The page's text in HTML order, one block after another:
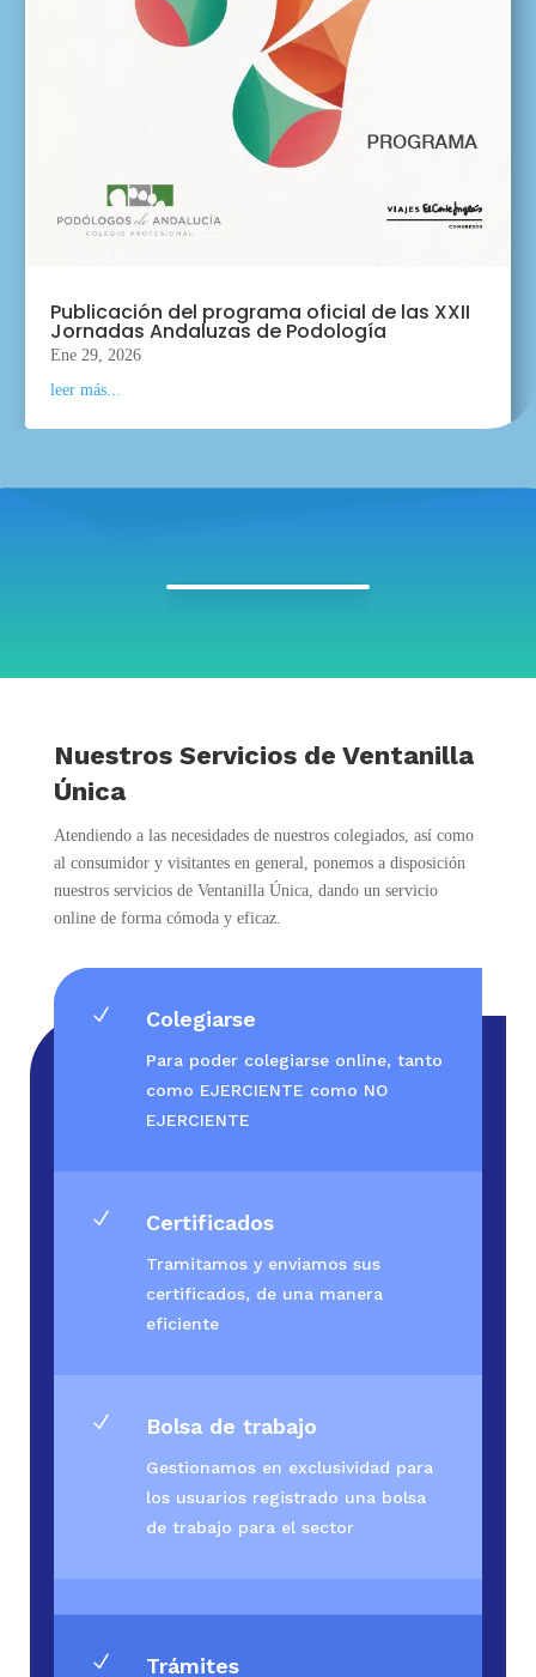
Publicación del programa oficial de las XXII
Jornadas Andaluzas de Podología
Ene 29, 2026
leer más...
Nuestros Servicios de Ventanilla
Única
Atendiendo a las necesidades de nuestros colegiados, así como
al consumidor y visitantes en general, ponemos a disposición
nuestros servicios de Ventanilla Única, dando un servicio
online de forma cómoda y eficaz.
N Colegiarse
Para poder colegiarse online, tanto
como EJERCIENTE como NO
EJERCIENTE
N Certificados
Tramitamos y enviamos sus
certificados, de una manera
eficiente
N Bolsa de trabajo
Gestionamos en exclusividad para
los usuarios registrado una bolsa
de trabajo para el sector
N Trámites